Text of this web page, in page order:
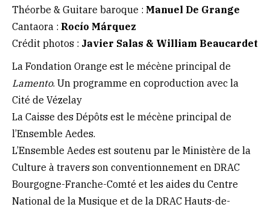
Théorbe & Guitare baroque : Manuel De Grange
Cantaora : Rocío Márquez
Crédit photos : Javier Salas & William Beaucardet
La Fondation Orange est le mécène principal de
Lamento. Un programme en coproduction avec la
Cité de Vézelay
La Caisse des Dépôts est le mécène principal de
l’Ensemble Aedes.
L’Ensemble Aedes est soutenu par le Ministère de la
Culture à travers son conventionnement en DRAC
Bourgogne-Franche-Comté et les aides du Centre
National de la Musique et de la DRAC Hauts-de-